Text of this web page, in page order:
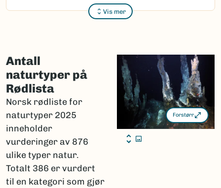
Vis mer
kritisk truet
VU).
Rødlistede naturtyper: 386 (44 prosent)
Truede naturtyper: 201 (23 prosent)
Kritisk truet
LC: 490 (56 prosent)
Disse har lav eller ingen risiko for å gå tapt,
og er ikke rødlistet.
Vurderingsområder:
Forstørr
Antall
naturtyper på
Rødlista
Norsk rødliste for
naturtyper 2025
inneholder
vurderinger av 876
ulike typer natur.
Totalt 386 er vurdert
til en kategori som gjør